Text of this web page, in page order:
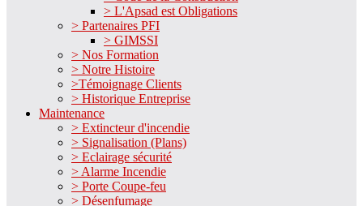
> L'Apsad est Obligations
> Partenaires PFI
> GIMSSI
> Nos Formation
> Notre Histoire
>Témoignage Clients
> Historique Entreprise
Maintenance
> Extincteur d'incendie
> Signalisation (Plans)
> Eclairage sécurité
> Alarme Incendie
> Porte Coupe-feu
> Désenfumage